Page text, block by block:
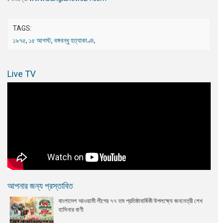
TAGS:
১৯৭৫, ১৫ আগস্ট, বঙ্গবন্ধু হত্যাকাণ্ড,
Live TV
আপনার জন্য প্রস্তাবিত
বাংলাদেশ আওয়ামী লীগের ৭৭ তম প্রতিষ্ঠাবার্ষিকী উপলক্ষ্যে জননেত্রী শেখ
হাসিনার বাণী